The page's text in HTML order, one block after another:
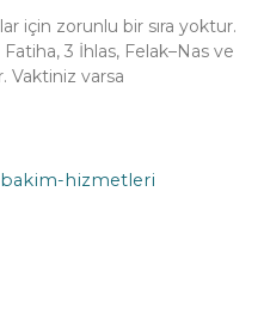
için zorunlu bir sıra yoktur.
3 İhlas, Felak–Nas ve
Vaktiniz varsa